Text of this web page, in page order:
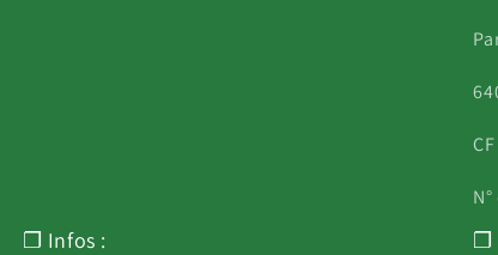
❐ Infos : ❐